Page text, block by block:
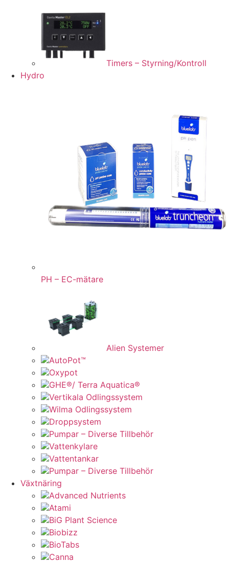
Timers – Styrning/Kontroll
Hydro
PH – EC-mätare
Alien Systemer
AutoPot™
Oxypot
GHE®/ Terra Aquatica®
Vertikala Odlingssystem
Wilma Odlingssystem
Droppsystem
Pumpar – Diverse Tillbehör
Vattenkylare
Vattentankar
Pumpar – Diverse Tillbehör
Växtnäring
Advanced Nutrients
Atami
BiG Plant Science
Biobizz
BioTabs
Canna